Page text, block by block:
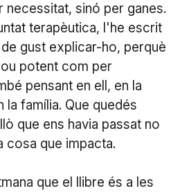
necessitat, sinó per ganes.
terapèutica, l'he escrit
gust explicar-ho, perquè
potent com per
pensant en ell, en la
la família. Que quedés
que ens havia passat no
cosa que impacta.
que el llibre és a les